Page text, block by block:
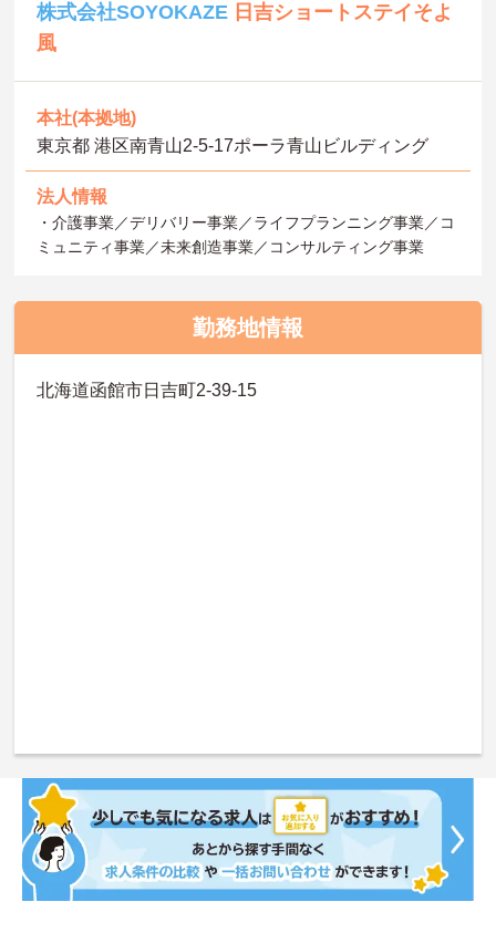
株式会社SOYOKAZE 日吉ショートステイそよ
風
本社(本拠地)
東京都 港区南青山2‐5‐17ポーラ青山ビルディング
法人情報
・介護事業／デリバリー事業／ライフプランニング事業／コ
ミュニティ事業／未来創造事業／コンサルティング事業
勤務地情報
北海道函館市日吉町2-39-15